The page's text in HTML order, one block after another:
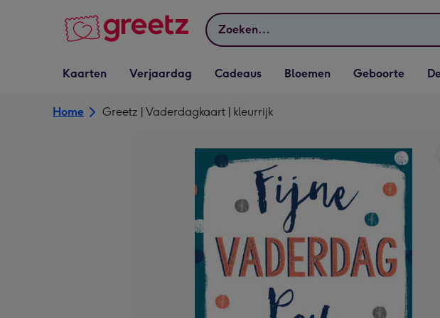
Zoeken
Vervolgkeuzelijst
Kaarten openen
Kaarten
Vervolgkeuzelijst
Verjaardag openen
Verjaardag
Vervolgkeuzelijst
Cadeaus openen
Cadeaus
Vervolgkeuzelijst
Bloemen openen
Bloemen
Vervolgkeuzelijst
Geboorte openen
Geboorte
Home Greetz | Vaderdagkaart | kleurrijk